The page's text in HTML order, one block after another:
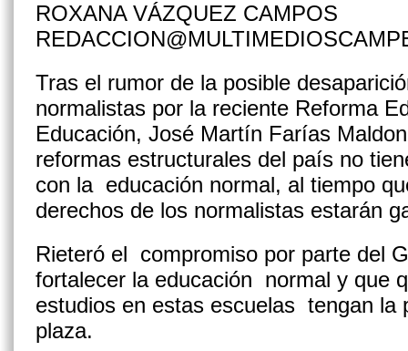
ROXANA VÁZQUEZ CAMPOS
Tras el rumor de la posible
normalistas por la reciente Reforma
Educación, José Martín Farías
reformas estructurales del país no
con la educación normal, al tiempo
derechos de los normalistas estarán
Rieteró el compromiso por parte del
fortalecer la educación normal y que
estudios en estas escuelas tengan la
plaza.